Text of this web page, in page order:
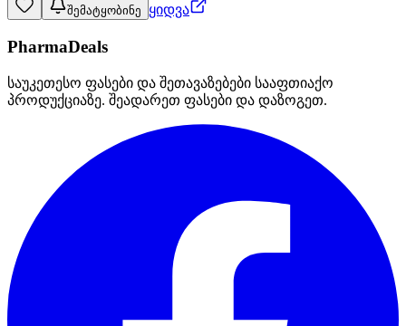
შემატყობინე ყიდვა
PharmaDeals
საუკეთესო ფასები და შეთავაზებები სააფთიაქო
პროდუქციაზე. შეადარეთ ფასები და დაზოგეთ.